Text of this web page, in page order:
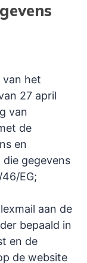
van het
27 april
van
de
en
gegevens
EG;
aan de
bepaald in
en de
de website